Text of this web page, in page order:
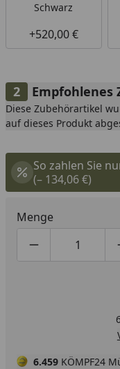
Schwarz
+520,00 €
Empfohlenes
Diese Zubehörartikel
auf dieses Produkt
So zahlen Sie
(– 134,06 €)
Menge
Produktmenge
6.459 KÖMPF24